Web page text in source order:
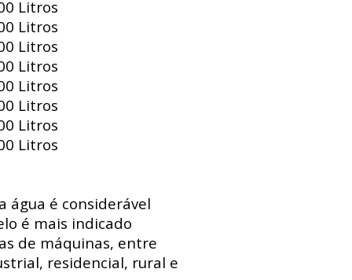
Litros
Litros
Litros
Litros
Litros
Litros
Litros
Litros
água é considerável
é mais indicado
de máquinas, entre
residencial, rural e